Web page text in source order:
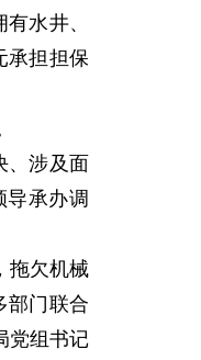
水井、
承担担保
涉及面
导承办调
拖欠机械
部门联合
党组书记